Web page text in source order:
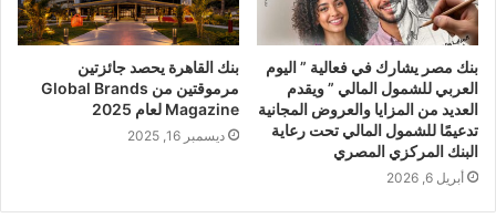
بنك مصر يشارك في فعالية ” اليوم
العربي للشمول المالي ” ويقدم
العديد من المزايا والعروض المجانية
تدعيمًا للشمول المالي تحت رعاية
البنك المركزي المصري
أبريل 6, 2026
بنك القاهرة يحصد جائزتين
مرموقتين من Global Brands
Magazine لعام 2025
ديسمبر 16, 2025